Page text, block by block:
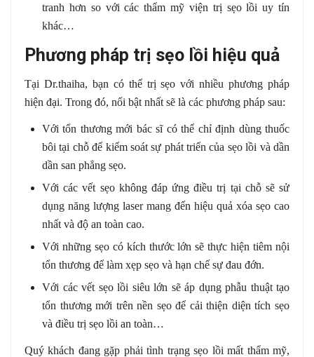
tranh hơn so với các thẩm mỹ viện trị sẹo lồi uy tín
khác…
Phương pháp trị sẹo lồi hiệu quả
Tại Dr.thaiha, bạn có thể trị sẹo với nhiều phương pháp
hiện đại. Trong đó, nổi bật nhất sẽ là các phương pháp sau:
Với tổn thương mới bác sĩ có thể chỉ định dùng thuốc
bôi tại chỗ để kiểm soát sự phát triển của sẹo lồi và dần
dần san phẳng sẹo.
Với các vết sẹo không đáp ứng điều trị tại chỗ sẽ sử
dụng năng lượng laser mang đến hiệu quả xóa sẹo cao
nhất và độ an toàn cao.
Với những sẹo có kích thước lớn sẽ thực hiện tiêm nội
tổn thương để làm xẹp sẹo và hạn chế sự đau đớn.
Với các vết sẹo lồi siêu lớn sẽ áp dụng phẫu thuật tạo
tổn thương mới trên nền sẹo để cải thiện diện tích sẹo
và điều trị sẹo lồi an toàn…
Quý khách đang gặp phải tình trạng sẹo lồi mất thẩm mỹ,